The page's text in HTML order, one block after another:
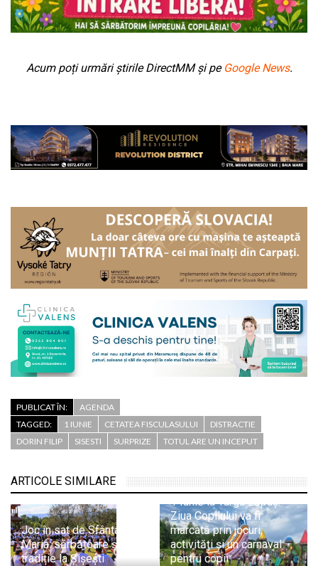
Acum poți urmări știrile DirectMM și pe Google News.
PUBLICAT ÎN:
AGENDA
TAGGED:
1 IUNIE CETATEA FISCULASULUI
DISTRACTIE
DORIN FILIP
SISESTI SURPRIZE TOTUL ARE UN INCEPUT
ARTICOLE SIMILARE
Joc în sat de Sfânta
Maria: sărbătoare și
tradiție la Șișești
1 Iunie la Târgu Lăpuș:
Ziua Copilului va fi
marcată prin jocuri,
activități și un carnaval
pentru copii